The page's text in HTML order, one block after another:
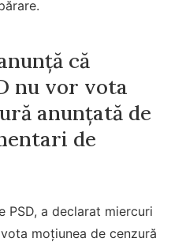
că
nu vor vota
anunțată de
de
PSD, a declarat miercuri
moțiunea de cenzură